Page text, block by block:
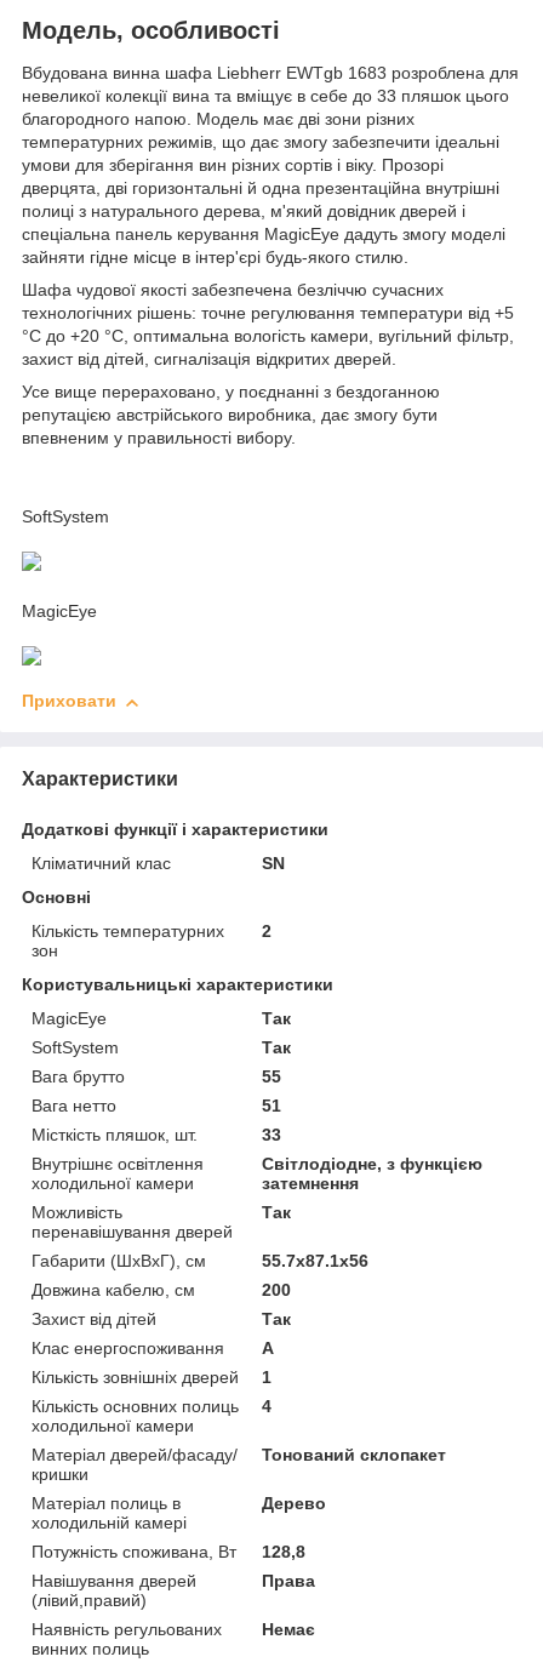
Модель, особливості
Вбудована винна шафа Liebherr EWTgb 1683 розроблена для
невеликої колекції вина та вміщує в себе до 33 пляшок цього
благородного напою. Модель має дві зони різних
температурних режимів, що дає змогу забезпечити ідеальні
умови для зберігання вин різних сортів і віку. Прозорі
дверцята, дві горизонтальні й одна презентаційна внутрішні
полиці з натурального дерева, м'який довідник дверей і
спеціальна панель керування MagicEye дадуть змогу моделі
зайняти гідне місце в інтер'єрі будь-якого стилю.
Шафа чудової якості забезпечена безліччю сучасних
технологічних рішень: точне регулювання температури від +5
°C до +20 °C, оптимальна вологість камери, вугільний фільтр,
захист від дітей, сигналізація відкритих дверей.
Усе вище перераховано, у поєднанні з бездоганною
репутацією австрійського виробника, дає змогу бути
впевненим у правильності вибору.
SoftSystem
MagicEye
Приховати
Характеристики
Додаткові функції і характеристики
Кліматичний клас
SN
Основні
Кількість температурних
зон
2
Користувальницькі характеристики
MagicEye
Так
SoftSystem
Так
Вага брутто
55
Вага нетто
51
Місткість пляшок, шт.
33
Внутрішнє освітлення
холодильної камери
Світлодіодне, з функцією
затемнення
Можливість
перенавішування дверей
Так
Габарити (ШхВхГ), см
55.7x87.1x56
Довжина кабелю, см
200
Захист від дітей
Так
Клас енергоспоживання
A
Кількість зовнішніх дверей
1
Кількість основних полиць
холодильної камери
4
Матеріал дверей/фасаду/
кришки
Тонований склопакет
Матеріал полиць в
холодильній камері
Дерево
Потужність споживана, Вт
128,8
Навішування дверей
(лівий,правий)
Права
Наявність регульованих
винних полиць
Немає